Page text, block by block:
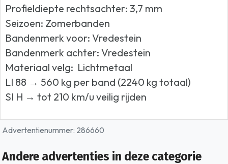
Profieldiepte rechtsachter: 3,7 mm
Seizoen: Zomerbanden
Bandenmerk voor: Vredestein
Bandenmerk achter: Vredestein
Materiaal velg: Lichtmetaal
LI 88 → 560 kg per band (2240 kg totaal)
SI H → tot 210 km/u veilig rijden
Advertentienummer: 286660
Andere advertenties in deze categorie